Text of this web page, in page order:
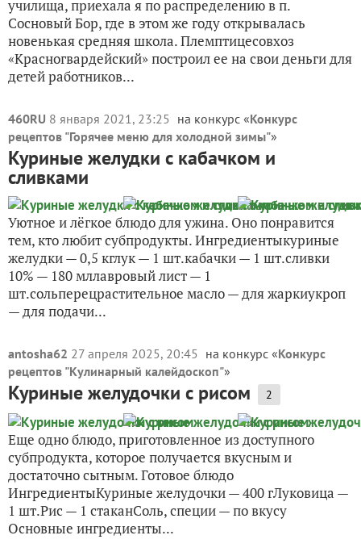
училища, приехала я по распределению в п.
Сосновый Бор, где в этом же году открывалась
новенькая средняя школа. Племптицесовхоз
«Красногвардейский» построил ее на свои деньги для
детей работников...
460RU 8 января 2021, 23:25 на конкурс «Конкурс
рецептов "Горячее меню для холодной зимы"»
Куриные желудки с кабачком и
сливками
Уютное и лёгкое блюдо для ужина. Оно понравится
тем, кто любит субпродукты. Ингредиентыкуриные
желудки — 0,5 кглук — 1 шт.кабачки — 1 шт.сливки
10% — 180 мллавровый лист — 1
шт.сольперецрастительное масло — для жаркиукроп
— для подачи...
antosha62 27 апреля 2025, 20:45 на конкурс «Конкурс
рецептов "Кулинарный калейдоскоп"»
Куриные желудочки с рисом 2
Еще одно блюдо, приготовленное из доступного
субпродукта, которое получается вкусным и
достаточно сытным. Готовое блюдо
ИнгредиентыКуриные желудочки — 400 гЛуковица —
1 шт.Рис — 1 стаканСоль, специи — по вкусу
Основные ингредиенты...